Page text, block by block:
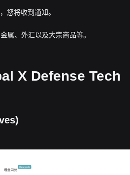
您将收到通知。
属、外汇以及大宗商品等。
X Defense Tech